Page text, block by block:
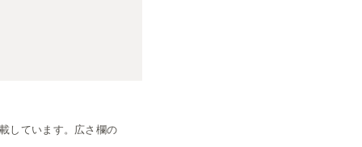
しています。広さ欄の